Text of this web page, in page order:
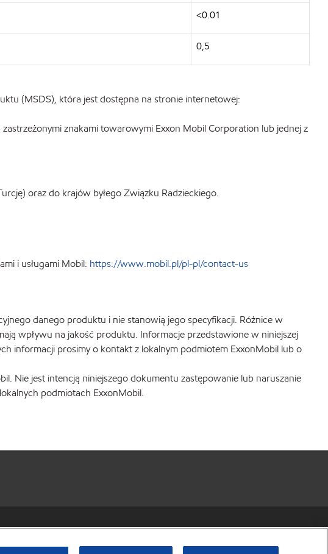
<0.01
0,5
(MSDS), która jest dostępna na stronie internetowej:
znakami towarowymi Exxon Mobil Corporation lub jednej z
oraz do krajów byłego Związku Radzieckiego.
i usługami Mobil: https://www.mobil.pl/pl-pl/contact-us
danego produktu i nie stanowią jego specyfikacji. Różnice w
wpływu na jakość produktu. Informacje przedstawione w niniejszej
informacji prosimy o kontakt z lokalnym podmiotem ExxonMobil lub o
Nie jest intencją niniejszego dokumentu zastępowanie lub naruszanie
podmiotach ExxonMobil.
© Copyright 2003-
Exxon Mobil Corporation. All Rights Reserved.